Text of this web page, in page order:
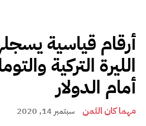
أرقام قياسية
الليرة التركية
أمام الدولار
مهما كان الثمن سبتمبر 14, 2020